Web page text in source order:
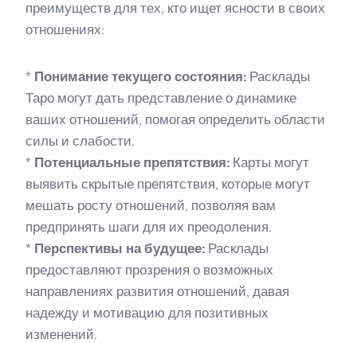
преимуществ для тех, кто ищет ясности в своих
отношениях:
* Понимание текущего состояния: Расклады
Таро могут дать представление о динамике
ваших отношений, помогая определить области
силы и слабости.
* Потенциальные препятствия: Карты могут
выявить скрытые препятствия, которые могут
мешать росту отношений, позволяя вам
предпринять шаги для их преодоления.
* Перспективы на будущее: Расклады
предоставляют прозрения о возможных
направлениях развития отношений, давая
надежду и мотивацию для позитивных
изменений.